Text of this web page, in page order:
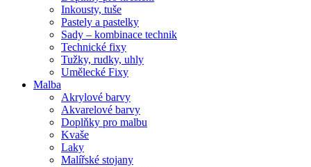
Inkousty, tuše
Pastely a pastelky
Sady – kombinace technik
Technické fixy
Tužky, rudky, uhly
Umělecké Fixy
Malba
Akrylové barvy
Akvarelové barvy
Doplňky pro malbu
Kvaše
Laky
Malířské stojany